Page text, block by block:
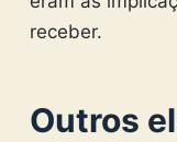
receber.
Outros